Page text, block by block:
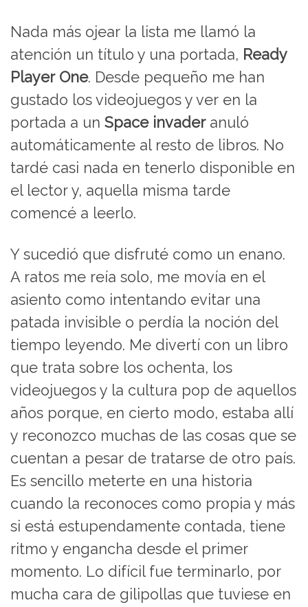
Nada más ojear la lista me llamó la
atención un título y una portada, Ready
Player One. Desde pequeño me han
gustado los videojuegos y ver en la
portada a un Space invaderanuló
automáticamente al resto de libros. No
tardé casi nada en tenerlo disponible en
el lector y, aquella misma tarde
comencé a leerlo.
Y sucedió que disfruté como un enano.
A ratos me reía solo, me movía en el
asiento como intentando evitar una
patada invisible o perdía la noción del
tiempo leyendo. Me divertí con un libro
que trata sobre los ochenta, los
videojuegos y la cultura pop de aquellos
años porque, en cierto modo, estaba allí
y reconozco muchas de las cosas que se
cuentan a pesar de tratarse de otro país.
Es sencillo meterte en una historia
cuando la reconoces como propia y más
si está estupendamente contada, tiene
ritmo y engancha desde el primer
momento. Lo difícil fue terminarlo, por
mucha cara de gilipollas que tuviese en